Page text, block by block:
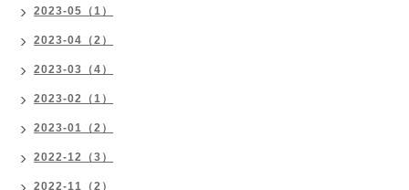
2023-05（1）
2023-04（2）
2023-03（4）
2023-02（1）
2023-01（2）
2022-12（3）
2022-11（2）